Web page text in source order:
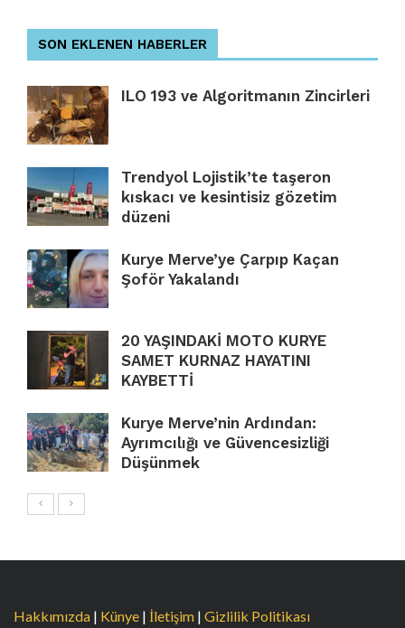
SON EKLENEN HABERLER
ILO 193 ve Algoritmanın Zincirleri
Trendyol Lojistik’te taşeron
kıskacı ve kesintisiz gözetim
düzeni
Kurye Merve’ye Çarpıp Kaçan
Şoför Yakalandı
20 YAŞINDAKİ MOTO KURYE
SAMET KURNAZ HAYATINI
KAYBETTİ
Kurye Merve’nin Ardından:
Ayrımcılığı ve Güvencesizliği
Düşünmek
Hakkımızda | Künye | İletişim | Gizlilik Politikası